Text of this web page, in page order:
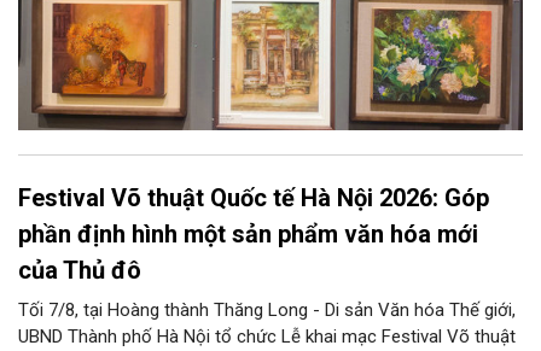
Festival Võ thuật Quốc tế Hà Nội 2026: Góp
phần định hình một sản phẩm văn hóa mới
của Thủ đô
Tối 7/8, tại Hoàng thành Thăng Long - Di sản Văn hóa Thế giới,
UBND Thành phố Hà Nội tổ chức Lễ khai mạc Festival Võ thuật